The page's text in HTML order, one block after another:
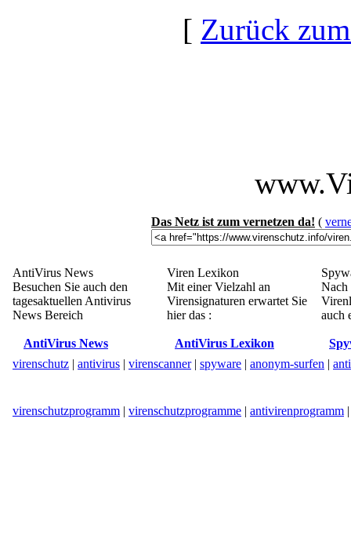
[ Zurück
Das Netz ist zum vernetzen da! (
AntiVirus News
Besuchen Sie auch den
tagesaktuellen Antivirus
News Bereich
AntiVirus News
Viren Lexikon
Mit einer Vielzahl an
Virensignaturen erwartet Sie
hier das :
AntiVirus Lexikon
Nach
auch
virenschutz | antivirus | virenscanner| spyware | anonym-surfen |
virenschutzprogramm | virenschutzprogramme | antivirenprogramm